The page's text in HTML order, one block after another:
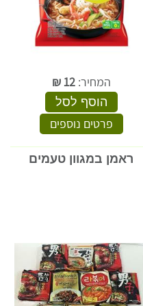
המחיר:12
₪
הוסף לסל
פרטים נוספים
ראמן במגוון טעמים